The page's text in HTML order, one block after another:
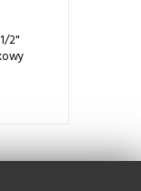
2"